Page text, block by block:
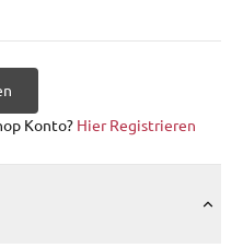
Konto? Hier Registrieren